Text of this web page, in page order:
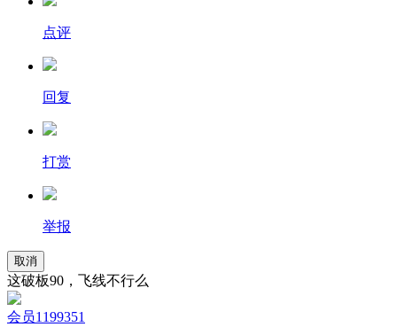
点评
回复
打赏
举报
取消
这破板90，飞线不行么
会员1199351